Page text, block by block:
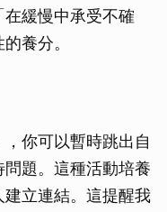
緩慢中承受不確
養分。
你可以暫時跳出自
題。這種活動培養
立連結。這提醒我